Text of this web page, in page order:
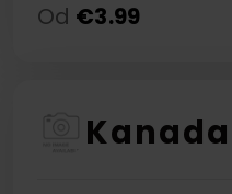
Od €3.99
Kanada